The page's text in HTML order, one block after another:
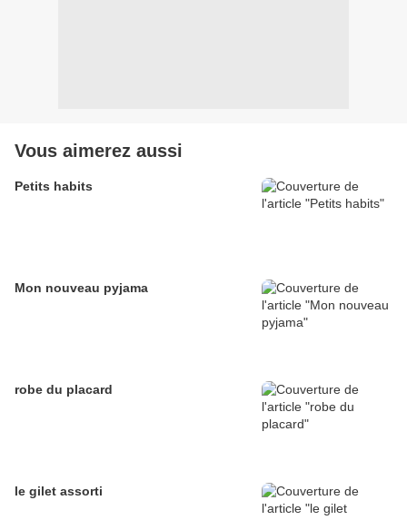
Vous aimerez aussi
Petits habits
Mon nouveau pyjama
robe du placard
le gilet assorti